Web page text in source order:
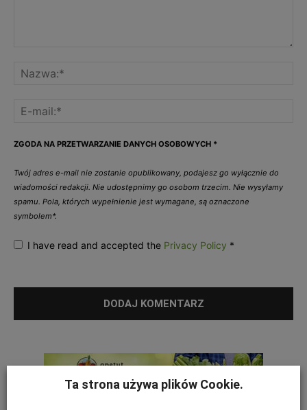
ZGODA NA PRZETWARZANIE DANYCH OSOBOWYCH *
Twój adres e-mail nie zostanie opublikowany, podajesz go wyłącznie do
wiadomości redakcji. Nie udostępnimy go osobom trzecim. Nie wysyłamy
spamu. Pola, których wypełnienie jest wymagane, są oznaczone
symbolem*.
I have read and accepted the Privacy Policy *
Ta strona używa plików Cookie.